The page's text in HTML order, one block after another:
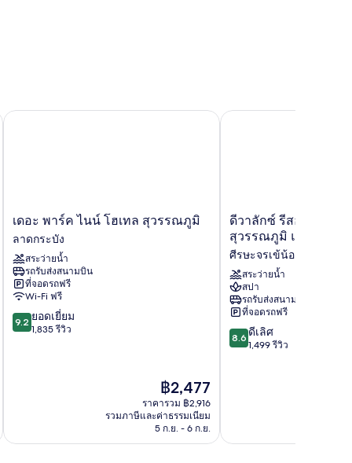
นสุวรรณภูมิ (รถรับส่งฟรี)
เดอะ
ค
ไนน์
โฮ
เทล
สุวรรณภูมิ
ลาดกระบัง
เดอะ พาร์ค ไนน์ โฮเทล สุวรรณภูมิ
ลาดกระบัง
สระว่ายน้ำ
รถรับส่งสนามบิน
ที่จอดรถฟรี
Wi-Fi ฟรี
9.2
จาก
9.2 ยอดเยี่ยม
1,835 รีวิว
ราคา
ปัจจุบัน
คือ
฿2,477
฿2,477
ราคารวม ฿2,916
รวมภาษีและค่าธรรมเนียม
5 ก.ย. - 6 ก.ย.
เดอะ พาร์ค ไนน์ โฮเทล สุวรรณภูมิ
ดี
วา
ลัก
ซ์
รี
สอร์ท
แอนด์
สปา
กรุงเทพ
สุวรรณภูมิ
ดีวาลักซ์ รีสอร์ทแอนด์
สุวรรณภูมิ แอร์พอร์ต
ศีรษะจรเข้น้อย
สระว่ายน้ำ
สปา
รถรับส่งสนามบิน
ที่จอดรถฟรี
8.6
จาก
8.6 ดีเลิศ
1,499 รีวิว
ดีวาลักซ์ รีสอร์ทแอนด์ส